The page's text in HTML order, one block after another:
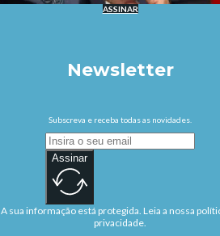
ASSINAR
Newsletter
Subscreva e receba todas as novidades.
Assinar
A sua informação está protegida. Leia a nossa
privacidade.